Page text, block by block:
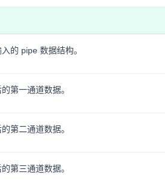
的 pipe 数据结构。
第一通道数据。
第二通道数据。
第三通道数据。